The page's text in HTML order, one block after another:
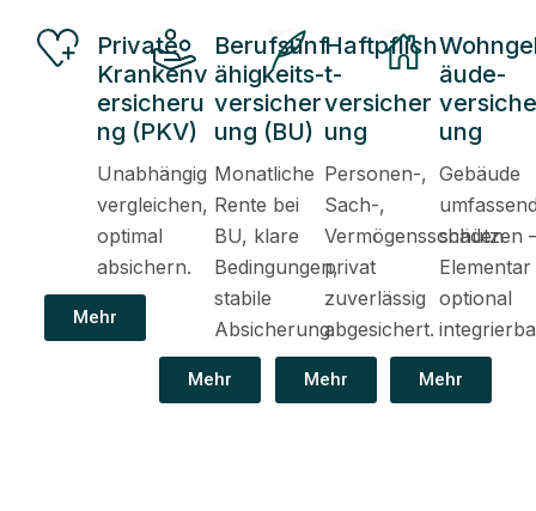
Private
Krankenv
ersicheru
ng (PKV)
Unabhängig
vergleichen,
optimal
absichern.
Mehr
Berufsunf
ähigkeits-
versicher
ung (BU)
Monatliche
Rente bei
BU, klare
Bedingungen,
stabile
Absicherung.
Mehr
Haftpflich
t-
versicher
ung
Personen-,
Sach-,
Vermögensschäden
privat
zuverlässig
abgesichert.
Mehr
äude-
ung
Gebäude
schützen
Elementar
optional
Mehr